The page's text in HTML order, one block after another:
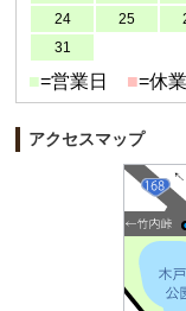
24
25
31
■=営業日 ■=休
アクセスマップ